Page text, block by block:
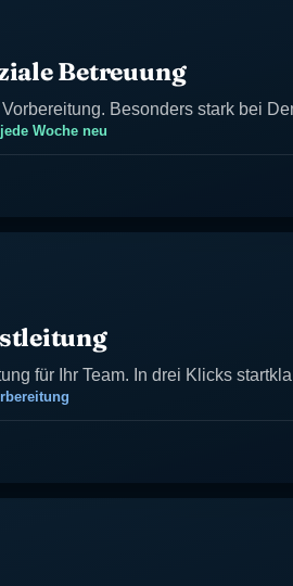
Betreuung
Besonders stark bei
Woche neu
für Ihr Team. In drei Klicks